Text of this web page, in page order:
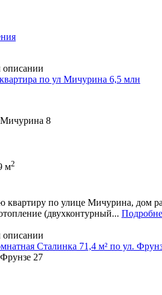
описании
по ул Мичурина 6,5 млн
Мичурина 8
м2
квартиру по улице Мичурина, дом
(двухконтурный...
описании
Сталинка 71,4 м² по ул.
27